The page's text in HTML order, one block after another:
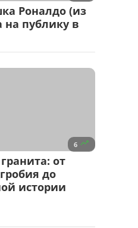
Роналдо (из
публику в
6 
от
до
истории